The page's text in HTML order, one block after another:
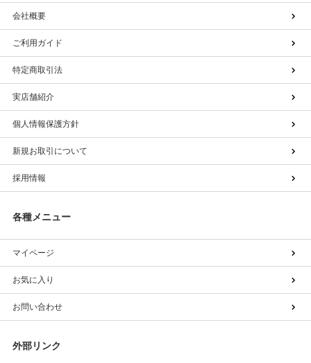
会社概要
ご利用ガイド
特定商取引法
実店舗紹介
個人情報保護方針
新規お取引について
採用情報
各種メニュー
マイページ
お気に入り
お問い合わせ
外部リンク